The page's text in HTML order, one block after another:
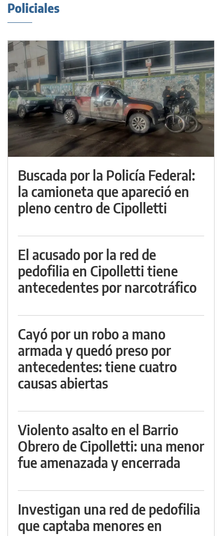
Policiales
Buscada por la Policía Federal:
la camioneta que apareció en
pleno centro de Cipolletti
El acusado por la red de
pedofilia en Cipolletti tiene
antecedentes por narcotráfico
Cayó por un robo a mano
armada y quedó preso por
antecedentes: tiene cuatro
causas abiertas
Violento asalto en el Barrio
Obrero de Cipolletti: una menor
fue amenazada y encerrada
Investigan una red de pedofilia
que captaba menores en